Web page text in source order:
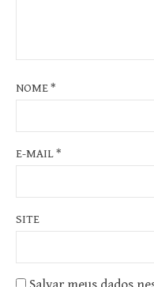
NOME*
E-MAIL*
SITE